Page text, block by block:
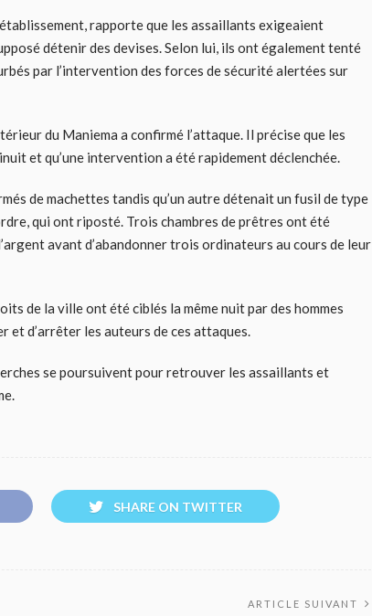
rapporte que les assaillants exigeaient
détenir des devises. Selon lui, ils ont également tenté
par l’intervention des forces de sécurité alertées sur
du Maniema a confirmé l’attaque. Il précise que les
et qu’une intervention a été rapidement déclenchée.
de machettes tandis qu’un autre détenait un fusil de type
qui ont riposté. Trois chambres de prêtres ont été
avant d’abandonner trois ordinateurs au cours de leur
de la ville ont été ciblés la même nuit par des hommes
et d’arrêter les auteurs de ces attaques.
se poursuivent pour retrouver les assaillants et
SHARE ON TWITTER
ARTICLE SUIVANT